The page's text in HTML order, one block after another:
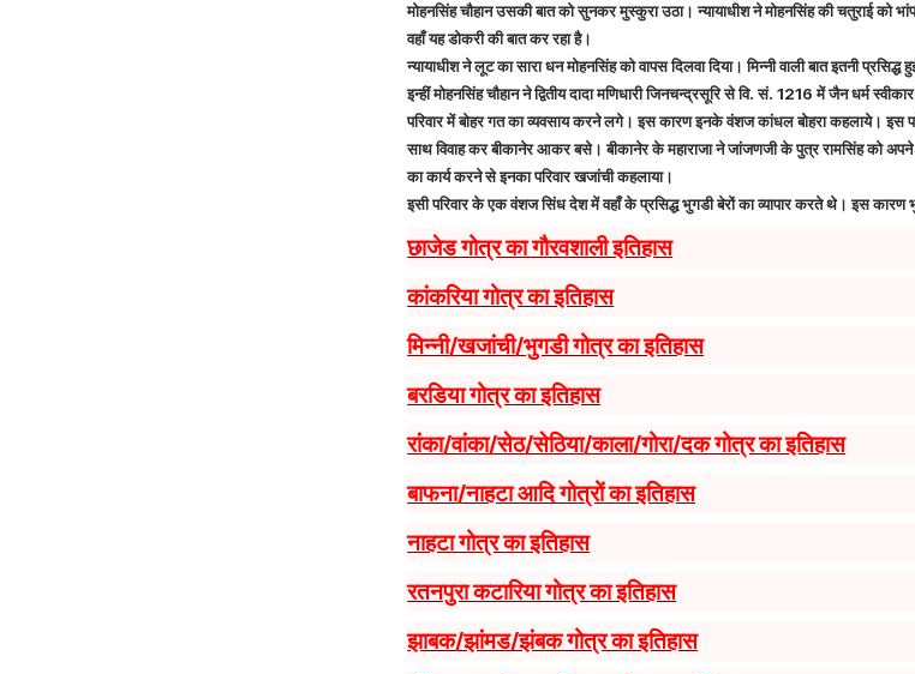
मोहनसिंह चौहान उसकी बात को सुनकर मुस्कुरा उठा। न्यायाधीश ने मोहनसिंह की चतुराई को
वहाँ यह डोकरी की बात कर रहा है।
न्यायाधीश ने लूट का सारा धन मोहनसिंह को वापस दिलवा दिया। मिन्नी वाली बात इतनी
इन्हीं मोहनसिंह चौहान ने द्वितीय दादा मणिधारी जिनचन्द्रसूरि से वि. सं. 1216 में जैन धर्म
परिवार में बोहर गत का व्यवसाय करने लगे। इस कारण इनके वंशज कांधल बोहरा कहलाये। इस
साथ विवाह कर बीकानेर आकर बसे। बीकानेर के महाराजा ने जांजणजी के पुत्र रामसिंह को
का कार्य करने से इनका परिवार खजांची कहलाया।
इसी परिवार के एक वंशज सिंध देश में वहाँ के प्रसिद्ध भुगडी बेरों का व्यापार करते थे। इस कारण
छाजेड गोत्र का गौरवशाली इतिहास
कांकरिया गोत्र का इतिहास
मिन्नी/खजांची/भुगडी गोत्र का इतिहास
बरडिया गोत्र का इतिहास
रांका/वांका/सेठ/सेठिया/काला/गोरा/दक गोत्र का इतिहास
बाफना/नाहटा आदि गोत्रों का इतिहास
नाहटा गोत्र का इतिहास
रतनपुरा कटारिया गोत्र का इतिहास
झाबक/झांमड/झंबक गोत्र का इतिहास